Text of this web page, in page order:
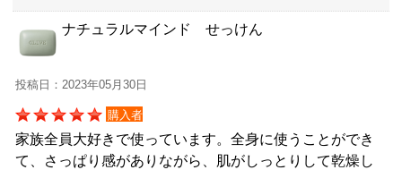
ナチュラルマインド せっけん
投稿日：2023年05月30日
購入者
家族全員大好きで使っています。全身に使うことができ
て、さっぱり感がありながら、肌がしっとりして乾燥し